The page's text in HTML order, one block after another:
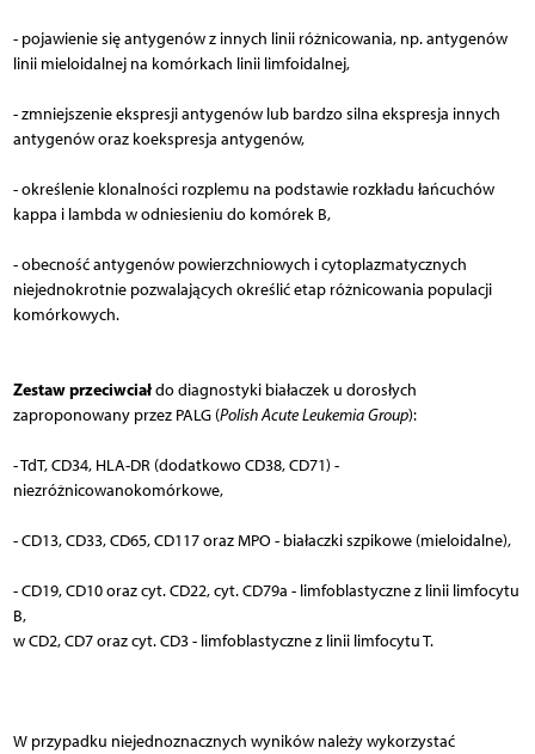
- pojawienie się antygenów z innych linii różnicowania, np. antygenów
linii mieloidalnej na komórkach linii limfoidalnej,
- zmniejszenie ekspresji antygenów lub bardzo silna ekspresja innych
antygenów oraz koekspresja antygenów,
- określenie klonalności rozplemu na podstawie rozkładu łańcuchów
kappa i lambda w odniesieniu do komórek B,
- obecność antygenów powierzchniowych i cytoplazmatycznych
niejednokrotnie pozwalających określić etap różnicowania populacji
komórkowych.
Zestaw przeciwciałdo diagnostyki białaczek u dorosłych
zaproponowany przez PALG (Polish Acute Leukemia Group):
- TdT, CD34, HLA-DR (dodatkowo CD38, CD71) -
niezróżnicowanokomórkowe,
- CD13, CD33, CD65, CD117 oraz MPO - białaczki szpikowe (mieloidalne),
- CD19, CD10 oraz cyt. CD22, cyt. CD79a - limfoblastyczne z linii limfocytu
B,
w CD2, CD7 oraz cyt. CD3 - limfoblastyczne z linii limfocytu T.
W przypadku niejednoznacznych wyników należy wykorzystać